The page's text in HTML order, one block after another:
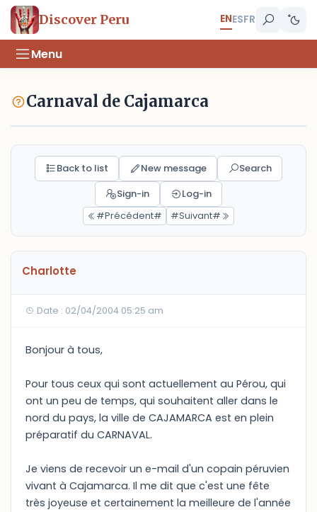
Discover Peru ENESFR
Menu
Carnaval de Cajamarca
Back to list New message
Search
Sign-in
Log-in
#Précédent#
#Suivant#
Charlotte
Date : 02/04/2004 05:25 am
Bonjour à tous,
Pour tous ceux qui sont actuellement au Pérou, qui
ont un peu de temps, qui souhaitent aller dans le
nord du pays, la ville de CAJAMARCA est en plein
préparatif du CARNAVAL.
Je viens de recevoir un e-mail d'un copain péruvien
vivant à Cajamarca. Il me dit que c'est une fête
très joyeuse et certainement la meilleure de l'année